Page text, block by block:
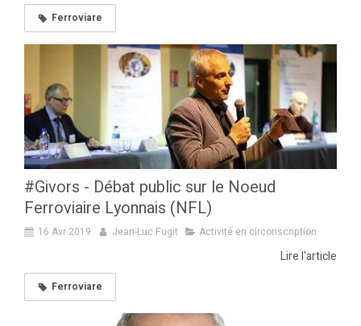
Ferroviare
#Givors - Débat public sur le Noeud
Ferroviaire Lyonnais (NFL)
16 Avr 2019 Jean-Luc Fugit Activité en circonscription
Lire l'article
Ferroviare